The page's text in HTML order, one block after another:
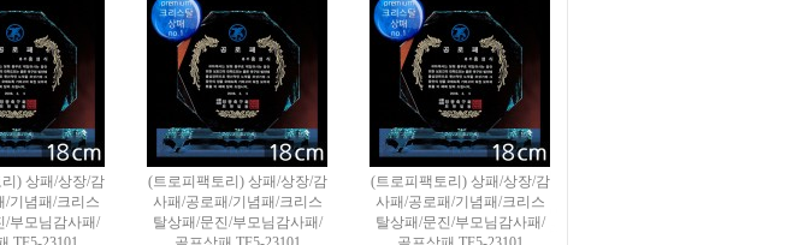
) 상패/상장/감
/기념패/크리스
/부모님감사패/
(트로피팩토리) 상패/상장/감
사패/공로패/기념패/크리스
탈상패/문진/부모님감사패/
(트로피팩토리) 상패/상장/감
사패/공로패/기념패/크리스
탈상패/문진/부모님감사패/